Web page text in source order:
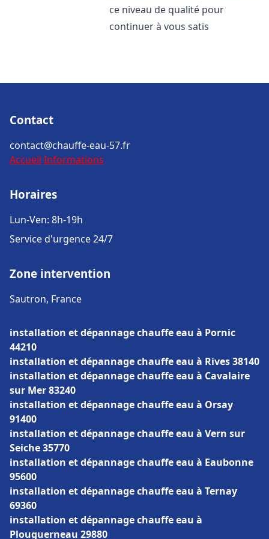
ce niveau de qualité pour
continuer à vous satis
Contact
contact@chauffe-eau-57.fr
Accueil Informations
Horaires
Lun-Ven: 8h-19h
Service d'urgence 24/7
Zone intervention
Sautron, France
installation et dépannage chauffe eau à Pornic
44210
installation et dépannage chauffe eau à Rives 38140
installation et dépannage chauffe eau à Cavalaire
sur Mer 83240
installation et dépannage chauffe eau à Orsay
91400
installation et dépannage chauffe eau à Vern sur
Seiche 35770
installation et dépannage chauffe eau à Eaubonne
95600
installation et dépannage chauffe eau à Ternay
69360
installation et dépannage chauffe eau à
Plouguerneau 29880